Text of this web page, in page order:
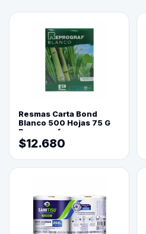
Resmas Carta Bond
Blanco 500 Hojas 75 G
Reprograf.
$12.680